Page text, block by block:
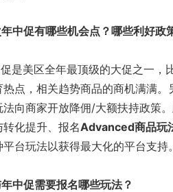
年中促有哪些机会点？哪些利好政
是美区全年最顶级的大促之一，
热点，相关趋势商品的商机满满。
法向商家开放降佣/大额扶持政策
转化提升、报名Advanced商品玩
台玩法以获得最大化的平台支持。
年中促需要报名哪些玩法？